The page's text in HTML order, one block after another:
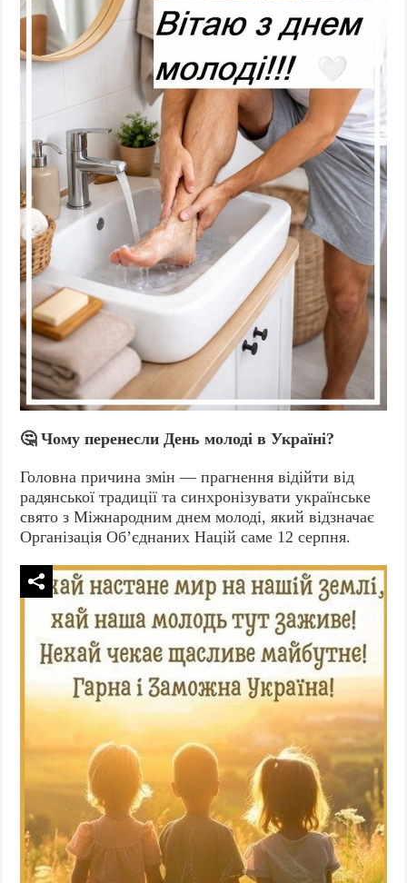
🤔 Чому перенесли День молоді в Україні?
Головна причина змін — прагнення відійти від
радянської традиції та синхронізувати українське
свято з Міжнародним днем молоді, який відзначає
Організація Об’єднаних Націй саме 12 серпня.